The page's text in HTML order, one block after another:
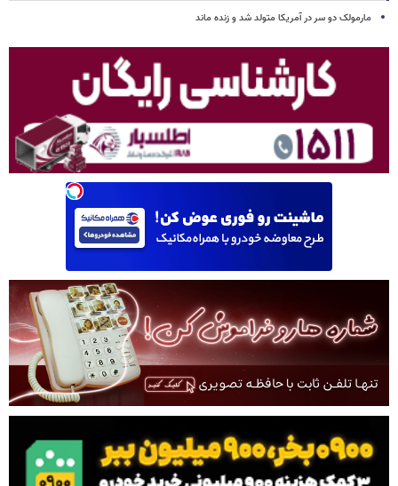
مارمولک دو سر در آمریکا متولد شد و زنده ماند